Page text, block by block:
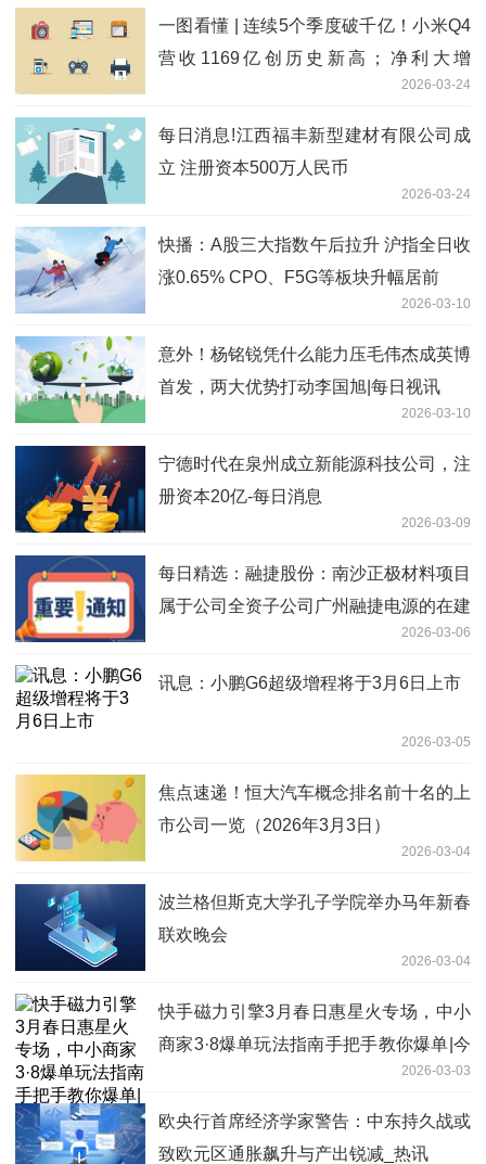
一图看懂 | 连续5个季度破千亿！小米Q4
营收1169亿创历史新高；净利大增
2026-03-24
每日消息!江西福丰新型建材有限公司成
立 注册资本500万人民币
2026-03-24
快播：A股三大指数午后拉升 沪指全日收
涨0.65% CPO、F5G等板块升幅居前
2026-03-10
意外！杨铭锐凭什么能力压毛伟杰成英博
首发，两大优势打动李国旭|每日视讯
2026-03-10
宁德时代在泉州成立新能源科技公司，注
册资本20亿-每日消息
2026-03-09
每日精选：融捷股份：南沙正极材料项目
属于公司全资子公司广州融捷电源的在建
2026-03-06
讯息：小鹏G6超级增程将于3月6日上市
2026-03-05
焦点速递！恒大汽车概念排名前十名的上
市公司一览（2026年3月3日）
2026-03-04
波兰格但斯克大学孔子学院举办马年新春
联欢晚会
2026-03-04
快手磁力引擎3月春日惠星火专场，中小
商家3·8爆单玩法指南手把手教你爆单|今
2026-03-03
欧央行首席经济学家警告：中东持久战或
致欧元区通胀飙升与产出锐减_热讯